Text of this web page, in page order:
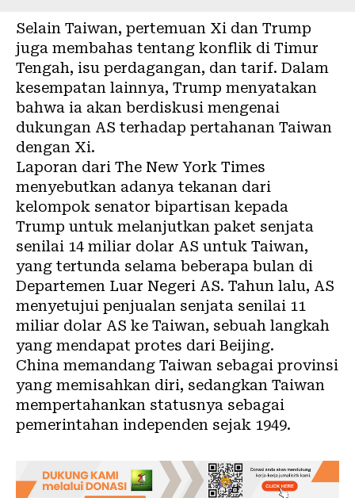
Selain Taiwan, pertemuan Xi dan Trump
juga membahas tentang konflik di Timur
Tengah, isu perdagangan, dan tarif. Dalam
kesempatan lainnya, Trump menyatakan
bahwa ia akan berdiskusi mengenai
dukungan AS terhadap pertahanan Taiwan
dengan Xi.
Laporan dari The New York Times
menyebutkan adanya tekanan dari
kelompok senator bipartisan kepada
Trump untuk melanjutkan paket senjata
senilai 14 miliar dolar AS untuk Taiwan,
yang tertunda selama beberapa bulan di
Departemen Luar Negeri AS. Tahun lalu, AS
menyetujui penjualan senjata senilai 11
miliar dolar AS ke Taiwan, sebuah langkah
yang mendapat protes dari Beijing.
China memandang Taiwan sebagai provinsi
yang memisahkan diri, sedangkan Taiwan
mempertahankan statusnya sebagai
pemerintahan independen sejak 1949.